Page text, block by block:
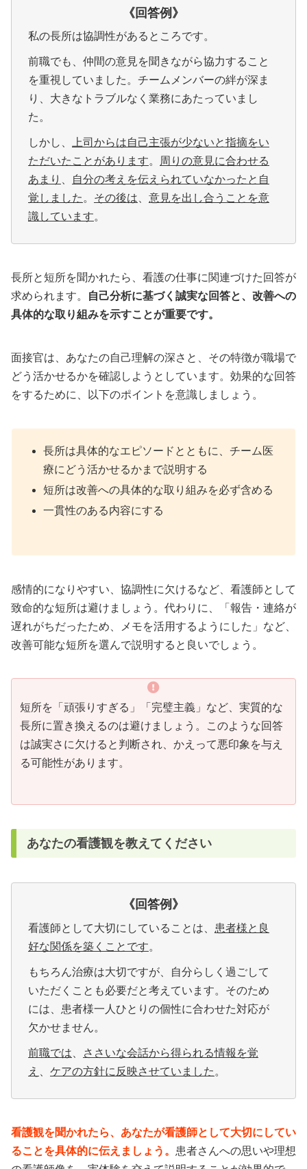
《回答例 》
私の長所は協調性があるところです。
前職でも、仲間の意見を聞きながら協力すること
を重視していました。チームメンバーの絆が深ま
り、大きなトラブルなく業務にあたっていまし
た。
しかし、
上司からは自己主張が少ないと指摘をい
ただいたことがあります。
周りの意見に合わせる
あまり
自分の考えを伝えられていなかったと自
覚しました 。 その後は
意見を出し合うことを意
識しています。
長所と短所を聞かれたら、看護の仕事に関連づけた回答が
求められます。
自己分析に基づく誠実な回答と、改善への
具体的な取り組みを示すことが重要です。
面接官は、あなたの自己理解の深さと、その特徴が職場で
どう活かせるかを確認しようとしています。効果的な回答
をするために、以下のポイントを意識しましょう。
長所は具体的なエピソードとともに、チーム医
療にどう活かせるかまで説明する
短所は改善への具体的な取り組みを必ず含める
一貫性のある内容にする
感情的になりやすい、協調性に欠けるなど、看護師として
致命的な短所は避けましょう。代わりに、「報告・連絡が
遅れがちだったため、メモを活用するようにした」など、
改善可能な短所を選んで説明すると良いでしょう。
短所を「頑張りすぎる」「完璧主義」など、実質的な
長所に置き換えるのは避けましょう。このような回答
は誠実さに欠けると判断され、かえって悪印象を与え
る可能性があります。
あなたの看護観を教えてください
《回答例 》
看護師として大切にしていることは、 患者様と良
好な関係を築くことです。
もちろん治療は大切ですが、自分らしく過ごして
いただくことも必要だと考えています。そのため
には、患者様一人ひとりの個性に合わせた対応が
欠かせません。
前職では
ささいな会話から得られる情報を覚
え
ケアの方針に反映させていました 。
看護観を聞かれたら、あなたが看護師として大切にしてい
ることを具体的に伝えましょう。 患者さんへの思いや理想